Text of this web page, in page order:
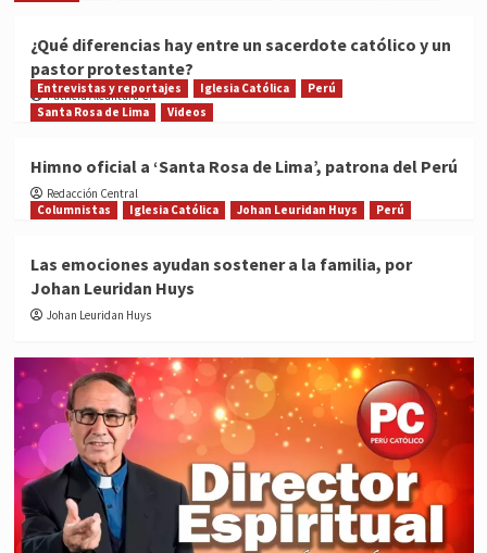
¿Qué diferencias hay entre un sacerdote católico y un
pastor protestante?
Patricia Alcántara C.
Entrevistas y reportajes Iglesia Católica
Perú
Santa Rosa de Lima
Videos
Himno oficial a ‘Santa Rosa de Lima’, patrona del Perú
Redacción Central
Columnistas
Iglesia Católica Johan Leuridan Huys Perú
Las emociones ayudan sostener a la familia, por
Johan Leuridan Huys
Johan Leuridan Huys